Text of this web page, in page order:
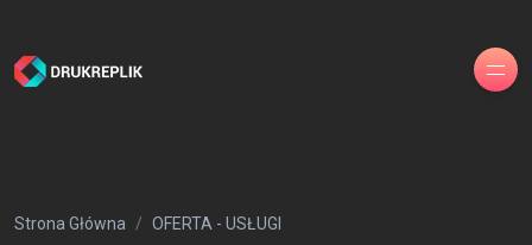
Strona Główna OFERTA - USŁUGI